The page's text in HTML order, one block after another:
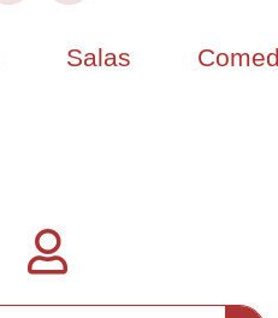
Salas